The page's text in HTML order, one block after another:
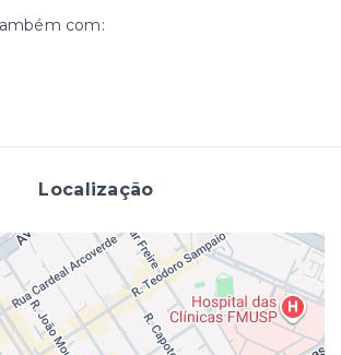
com:
Localização